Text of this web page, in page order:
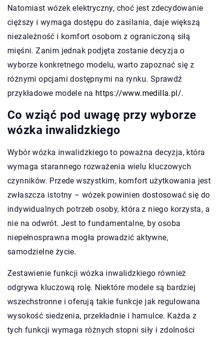
Natomiast wózek elektryczny, choć jest zdecydowanie
cięższy i wymaga dostępu do zasilania, daje większą
niezależność i komfort osobom z ograniczoną siłą
mięśni. Zanim jednak podjęta zostanie decyzja o
wyborze konkretnego modelu, warto zapoznać się z
różnymi opcjami dostępnymi na rynku. Sprawdź
przykładowe modele na https://www.medilla.pl/.
Co wziąć pod uwagę przy wyborze
wózka inwalidzkiego
Wybór wózka inwalidzkiego to poważna decyzja, która
wymaga starannego rozważenia wielu kluczowych
czynników. Przede wszystkim, komfort użytkowania jest
zwłaszcza istotny – wózek powinien dostosować się do
indywidualnych potrzeb osoby, która z niego korzysta, a
nie na odwrót. Jest to fundamentalne, by osoba
niepełnosprawna mogła prowadzić aktywne,
samodzielne życie.
Zestawienie funkcji wózka inwalidzkiego również
odgrywa kluczową rolę. Niektóre modele są bardziej
wszechstronne i oferują takie funkcje jak regulowana
wysokość siedzenia, przekładnie i hamulce. Każda z
tych funkcji wymaga różnych stopni siły i zdolności